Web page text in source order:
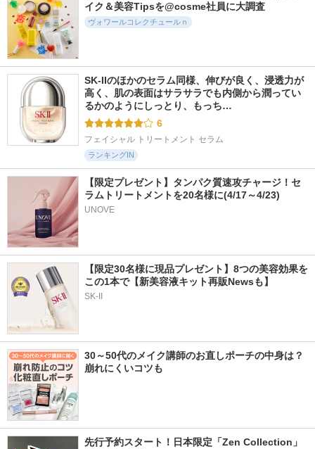
イク＆美容Tipsを@cosme社員に大調査
ヴォワールコレクチュールｎ
SK-IIのほかのセラム同様、伸びが良く、浸透力が
高く、肌の表面はサラサラでも内側から潤ってい
るかのようにしっとり、もっち…
6
フェイシャル トリートメント セラム
ランキングIN
【限定プレゼント】タンパク質速攻チャージ！セ
ラムトリートメントを20名様に(4/17～4/23)
UNOVE
【限定30名様に現品プレゼント】8つの美容効果を
この1本で【新美容液キット再販Newsも】
SK-II
30～50代のメイク講師のお直しポーチの中身は？
崩れにくいコツも
先行予約スタート！日本限定「Zen Collection」